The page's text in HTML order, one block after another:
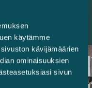
käytämme
kävijämäärien
ominaisuuksien
sivun